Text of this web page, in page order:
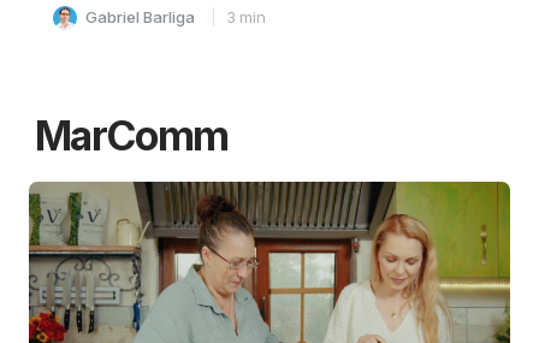
Gabriel Barliga 3 min
MarComm